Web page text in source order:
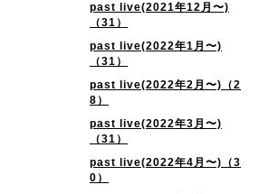
past live(2021年12月〜)
（31）
past live(2022年1月〜)
（31）
past live(2022年2月〜)（2
8）
past live(2022年3月〜)
（31）
past live(2022年4月〜)（3
0）